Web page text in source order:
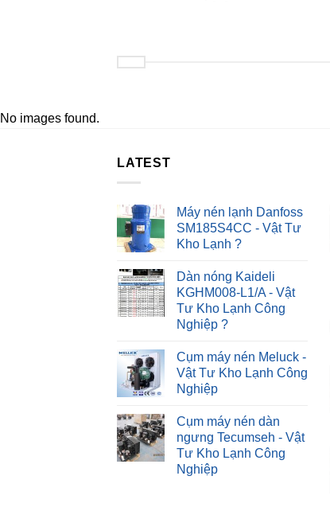
No images found.
LATEST
Máy nén lạnh Danfoss
SM185S4CC - Vật Tư
Kho Lạnh ?
Dàn nóng Kaideli
KGHM008-L1/A - Vật
Tư Kho Lạnh Công
Nghiệp ?
Cụm máy nén Meluck -
Vật Tư Kho Lạnh Công
Nghiệp
Cụm máy nén dàn
ngưng Tecumseh - Vật
Tư Kho Lạnh Công
Nghiệp